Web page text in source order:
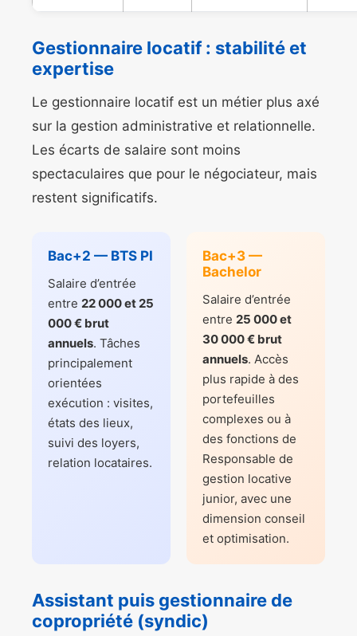
Gestionnaire locatif : stabilité et
expertise
Le gestionnaire locatif est un métier plus axé
sur la gestion administrative et relationnelle.
Les écarts de salaire sont moins
spectaculaires que pour le négociateur, mais
restent significatifs.
Bac+2 — BTS PI
Salaire d’entrée
entre 22 000 et 25
000 € brut
annuels. Tâches
principalement
orientées
exécution : visites,
états des lieux,
suivi des loyers,
relation locataires.
Bac+3 —
Bachelor
Salaire d’entrée
entre 25 000 et
30 000 € brut
annuels. Accès
plus rapide à des
portefeuilles
complexes ou à
des fonctions de
Responsable de
gestion locative
junior, avec une
dimension conseil
et optimisation.
Assistant puis gestionnaire de
copropriété (syndic)